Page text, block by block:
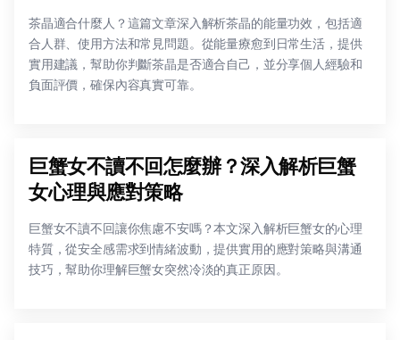
茶晶適合什麼人？這篇文章深入解析茶晶的能量功效，包括適
合人群、使用方法和常見問題。從能量療愈到日常生活，提供
實用建議，幫助你判斷茶晶是否適合自己，並分享個人經驗和
負面評價，確保內容真實可靠。
巨蟹女不讀不回怎麼辦？深入解析巨蟹
女心理與應對策略
巨蟹女不讀不回讓你焦慮不安嗎？本文深入解析巨蟹女的心理
特質，從安全感需求到情緒波動，提供實用的應對策略與溝通
技巧，幫助你理解巨蟹女突然冷淡的真正原因。